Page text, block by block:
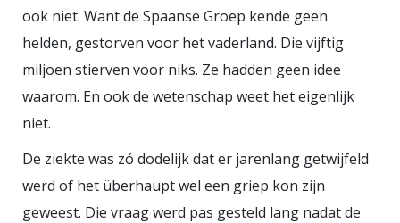
ook niet. Want de Spaanse Groep kende geen
helden, gestorven voor het vaderland. Die vijftig
miljoen stierven voor niks. Ze hadden geen idee
waarom. En ook de wetenschap weet het eigenlijk
niet.
De ziekte was zó dodelijk dat er jarenlang getwijfeld
werd of het überhaupt wel een griep kon zijn
geweest. Die vraag werd pas gesteld lang nadat de